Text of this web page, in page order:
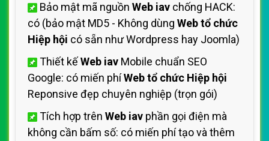
Bảo mật mã nguồn Web iav chống HACK:
có (bảo mật MD5 - Không dùng Web tổ chức
Hiệp hội có sẵn như Wordpress hay Joomla)
Thiết kếWeb iav Mobile chuẩn SEO
Google: có miến phíWeb tổ chức Hiệp hội
Reponsive đẹp chuyên nghiệp (trọn gói)
Tích hợp trên Web iav phần gọi điện mà
không cần bấm số: có miến phí tạo và thêm